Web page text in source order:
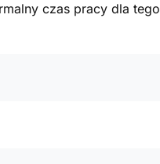
czas pracy dla tego